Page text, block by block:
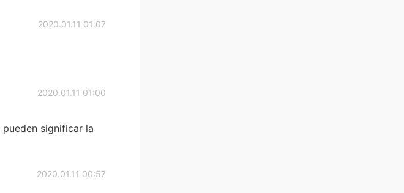
2020.01.11 01:07
2020.01.11 01:00
significar la
2020.01.11 00:57